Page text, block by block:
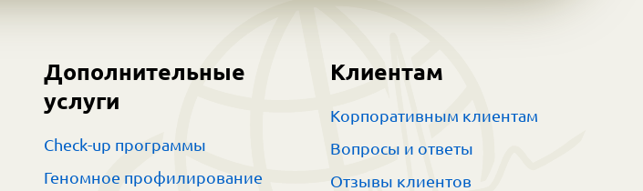
Дополнительные
услуги
Check-up программы
Геномное профилирование
Клиентам
Корпоративным клиентам
Вопросы и ответы
Отзывы клиентов